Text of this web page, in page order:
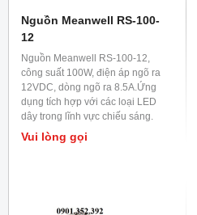
Nguồn Meanwell RS-100-
12
Nguồn Meanwell RS-100-12,
công suất 100W, điện áp ngõ ra
12VDC, dòng ngõ ra 8.5A.Ứng
dụng tích hợp với các loại LED
dây trong lĩnh vực chiếu sáng.
Vui lòng gọi